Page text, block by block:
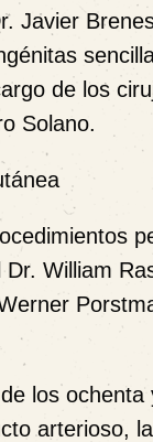
Javier
de los
Solano.
William
los
arterioso,